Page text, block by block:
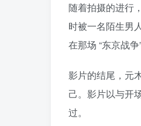
随着拍摄的进行
时被一名陌生男
在那场 “东京战争
影片的结尾，元
己。影片以与开
过。